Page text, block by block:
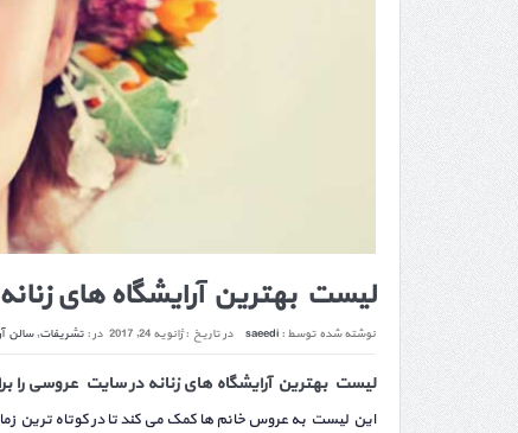
لیست بهترین آرایشگاه های زنانه
نوشته شده توسط : saeedi در تاریخ :ژانویه 24, 2017 در : تشریفات,سالن
لیست بهترین آرایشگاه های زنانه در سایت عروسی را
این لیست به عروس خانم ها کمک می کند تا در کوتاه ترین